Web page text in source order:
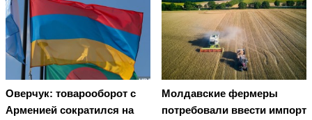
Оверчук: товарооборот с
Арменией сократился на
Молдавские фермеры
потребовали ввести импорт